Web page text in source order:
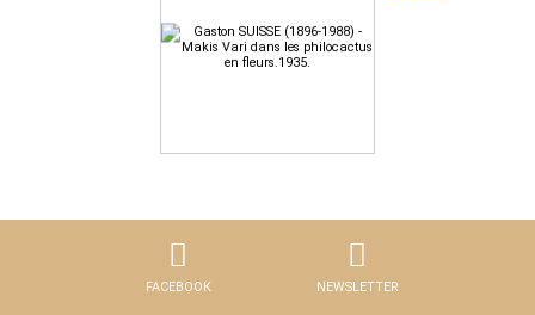
FACEBOOK NEWSLETTER